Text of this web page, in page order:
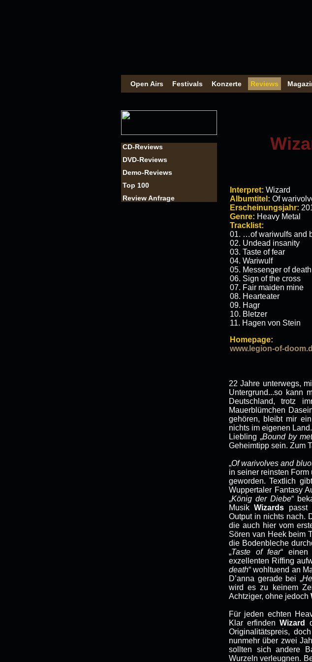
Open Airs Festivals Konzerte Reviews
CD-Reviews
DVD-Reviews
Demo-Reviews
Top 100
Review Anfrage
Interpret: Wizard
Albumtitel: Of
Erscheinungsjahr:
Genre: Heavy Metal
Tracklist:
01. …of wariwulfs and
02. Undead insanity
03. Taste of fear
04. Wariwulf
05. Messenger of death
06. Sign of the cross
07. Fair maiden mine
08. Hearteater
09. Hagr
10. Bletzer
11. Hagen von Stein
Homepage:
www.legion-of-
22 Jahre unterwegs,
Untergrund...so kann
Deutschland, trotz
Mauerblümchen
gehören, bleibt mir
nichts im eigenen
Liebling „Bound by
Geheimtipp sein. Zum
„Of warivolves and
in seiner reinsten
geworden. Textlich
Wuppertaler Fantasy
„König der Diebe“
MusikWizards passt
Output in nichts nach.
die auch hier vom
Sören van Heek beim
die Bodenbleche
„Taste of fear“ einen
exzellenten Riffing
death“ wohltuend an
D’anna gerade bei „
wird es zu keinem
Achtziger, ohne jedoch
Für jeden echten
Klar erfindenWizard
Originalitätspreis,
nunmehr über zwei
sollten sich andere
Wurzeln verleugnen.